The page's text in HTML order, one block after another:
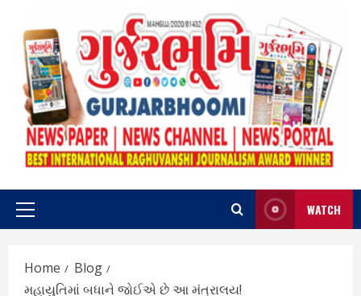
content
Primary
WATCH
Home
Blog
મહાયુતિમાં બધાને જોઈએ છે આ મંત્રાલય!